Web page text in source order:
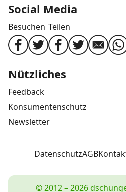
Social Media
Besuchen Teilen
Nützliches
Feedback
Konsumentenschutz
Newsletter
DatenschutzAGB
© 2012 – 2026